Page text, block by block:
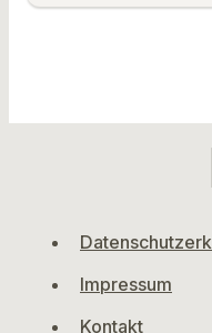
Impressum
Kontakt